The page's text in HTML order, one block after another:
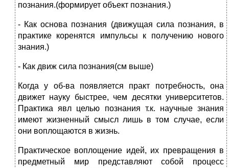
познания.(формирует объект познания.)
- Как основа познания (движущая сила познания, в
практике коренятся импульсы к получению нового
знания.)
- Как движ сила познания(см выше)
Когда у об-ва появляется практ потребность, она
движет науку быстрее, чем десятки университетов.
Практика явл целью познания т.к. научные знания
имеют жизненный смысл лишь в том случае, если
они воплощаются в жизнь.
Практическое воплощение идей, их превращения в
предметный мир представляют собой процесс